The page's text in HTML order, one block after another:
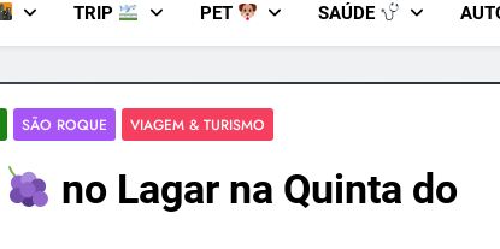
TRIP PET SAÚDE
SÃO ROQUE VIAGEM & TURISMO
no Lagar na Quinta do